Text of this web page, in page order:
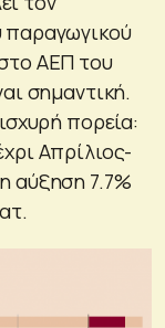
παραγωγικού
ΑΕΠ του
σημαντική.
πορεία:
Απρίλιος-
αύξηση 7.7%